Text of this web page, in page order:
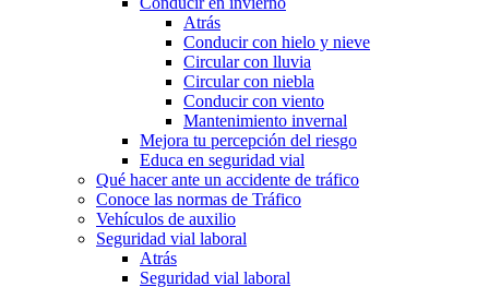
Atrás
Conducir con hielo y nieve
Circular con lluvia
Circular con niebla
Conducir con viento
Mantenimiento invernal
Mejora tu percepción del riesgo
Educa en seguridad vial
Qué hacer ante un accidente de tráfico
Conoce las normas de Tráfico
Vehículos de auxilio
Seguridad vial laboral
Atrás
Seguridad vial laboral